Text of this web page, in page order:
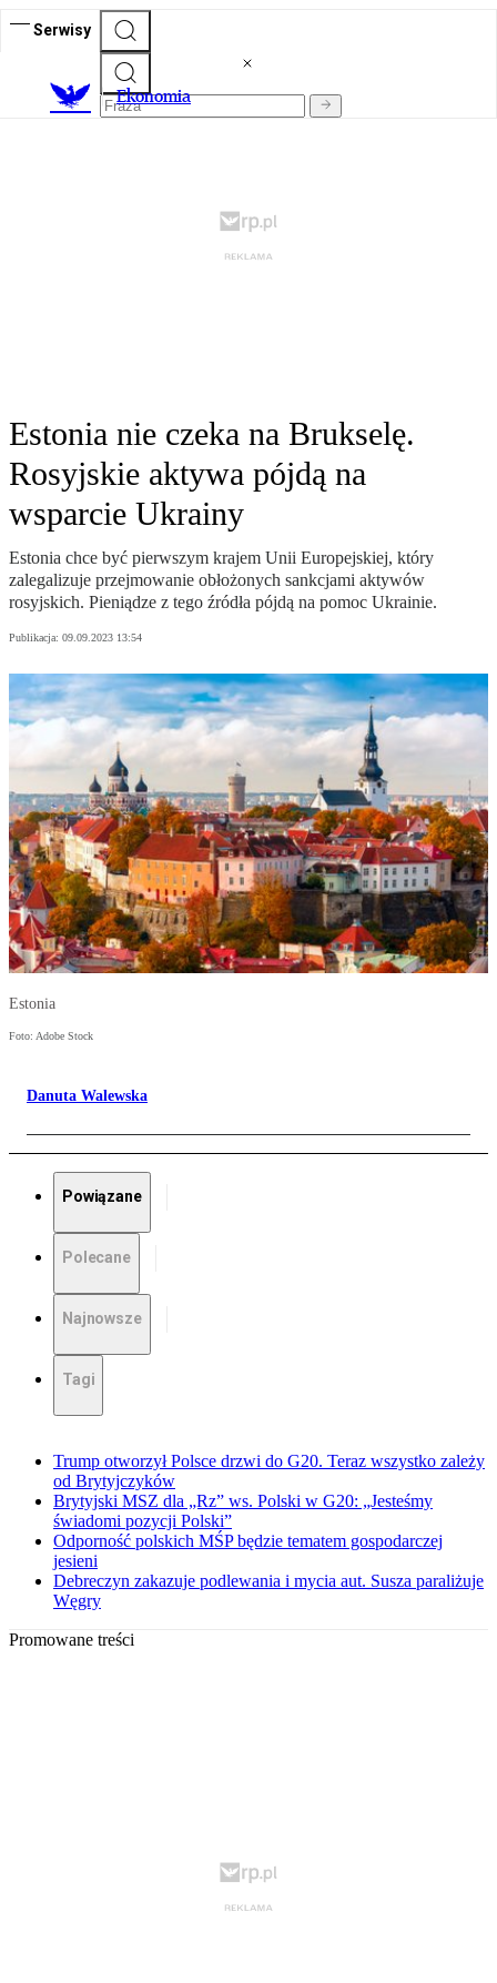
Serwisy
Ekonomia
Estonia nie czeka na Brukselę.
Rosyjskie aktywa pójdą na
wsparcie Ukrainy
Estonia chce być pierwszym krajem Unii Europejskiej, który
zalegalizuje przejmowanie obłożonych sankcjami aktywów
rosyjskich. Pieniądze z tego źródła pójdą na pomoc Ukrainie.
Publikacja: 09.09.2023 13:54
Estonia
Foto: Adobe Stock
Danuta Walewska
Powiązane
Polecane
Najnowsze
Tagi
Trump otworzył Polsce drzwi do G20. Teraz wszystko zależy
od Brytyjczyków
Brytyjski MSZ dla „Rz” ws. Polski w G20: „Jesteśmy
świadomi pozycji Polski”
Odporność polskich MŚP będzie tematem gospodarczej
jesieni
Debreczyn zakazuje podlewania i mycia aut. Susza paraliżuje
Węgry
Promowane treści